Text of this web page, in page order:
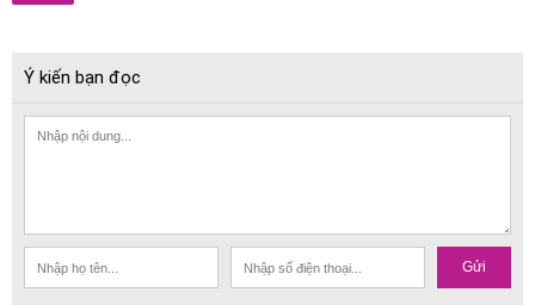
Ý kiến bạn đọc
Gửi